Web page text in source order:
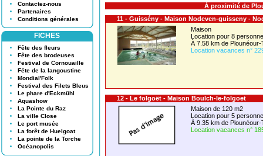
Contactez-nous
Partenaires
Conditions générales
FICHES
Fête des fleurs
Fête des brodeuses
Festival de Cornouaille
Fête de la langoustine
Mondial'Folk
Festival des Filets Bleus
Le phare d'Eckmühl
Aquashow
La Pointe du Raz
La ville Close
Le port musée
La forêt de Huelgoat
La pointe de la Torche
Océanopolis
À proximité de
11 - Guissény - Maison Nodeven-guisseny -
Maison
Location pour 8
À 7.58 km de
Location vacances n°
12 - Le folgoët - Maison Boulch-le-folgoet
Maison de 120 m2
Location pour 5
À 9.35 km de
Location vacances n°